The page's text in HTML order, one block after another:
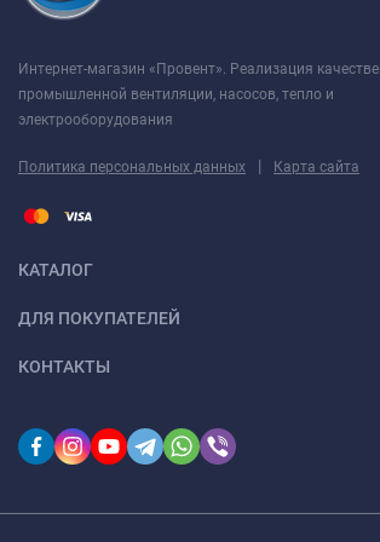
Интернет-магазин «Провент». Реализация
промышленной вентиляции, насосов, тепло и
электрооборудования
Политика персональных данных | Карта сайта
КАТАЛОГ
ДЛЯ ПОКУПАТЕЛЕЙ
КОНТАКТЫ